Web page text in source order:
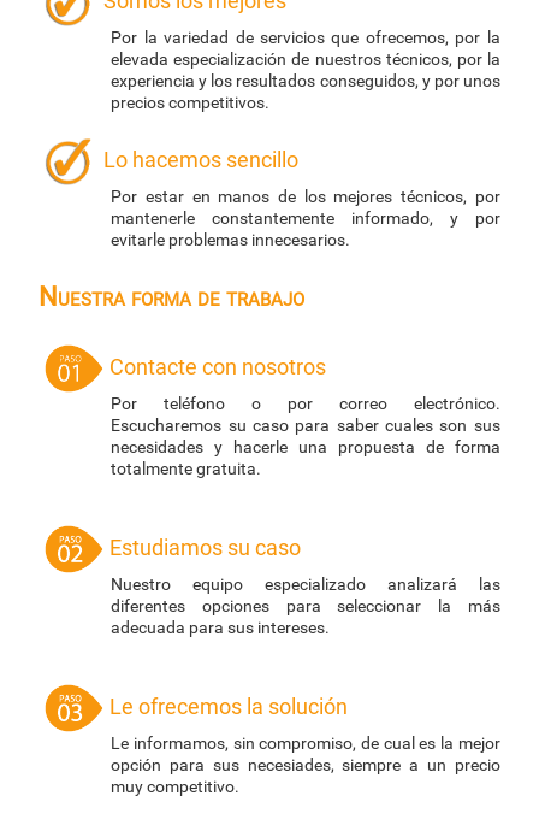
Por la variedad de servicios que ofrecemos, por la
elevada especialización de nuestros técnicos, por la
experiencia y los resultados conseguidos, y por unos
precios competitivos.
Lo hacemos sencillo
Por estar en manos de los mejores técnicos, por
mantenerle constantemente informado, y por
evitarle problemas innecesarios.
Nuestra forma de trabajo
Contacte con nosotros
Por teléfono o por correo electrónico.
Escucharemos su caso para saber cuales son sus
necesidades y hacerle una propuesta de forma
totalmente gratuita.
Estudiamos su caso
Nuestro equipo especializado analizará las
diferentes opciones para seleccionar la más
adecuada para sus intereses.
Le ofrecemos la solución
Le informamos, sin compromiso, de cual es la mejor
opción para sus necesiades, siempre a un precio
muy competitivo.